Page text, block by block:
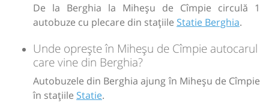
De la Berghia la Miheșu de Cîmpie circulă 1
autobuze cu plecare din stațiile Statie Berghia.
Unde oprește în Miheșu de Cîmpie autocarul
care vine din Berghia?
Autobuzele din Berghia ajung în Miheșu de Cîmpie
în stațiile Statie.